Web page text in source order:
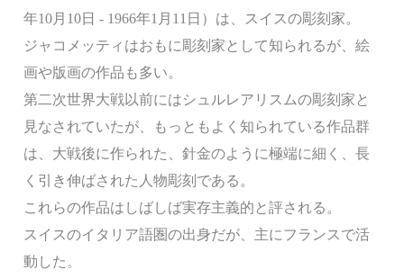
年10月10日 - 1966年1月11日）は、スイスの彫刻家。
ジャコメッティはおもに彫刻家として知られるが、絵
画や版画の作品も多い。
第二次世界大戦以前にはシュルレアリスムの彫刻家と
見なされていたが、もっともよく知られている作品群
は、大戦後に作られた、針金のように極端に細く、長
く引き伸ばされた人物彫刻である。
これらの作品はしばしば実存主義的と評される。
スイスのイタリア語圏の出身だが、主にフランスで活
動した。